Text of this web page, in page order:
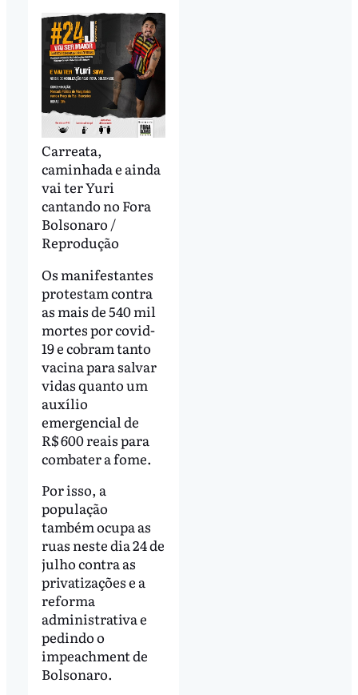
Carreata,
caminhada e ainda
vai ter Yuri
cantando no Fora
Bolsonaro /
Reprodução
Os manifestantes
protestam contra
as mais de 540 mil
mortes por covid-
19 e cobram tanto
vacina para salvar
vidas quanto um
auxílio
emergencial de
R$ 600 reais para
combater a fome.
Por isso, a
população
também ocupa as
ruas neste dia 24 de
julho contra as
privatizações e a
reforma
administrativa e
pedindo o
impeachment de
Bolsonaro.